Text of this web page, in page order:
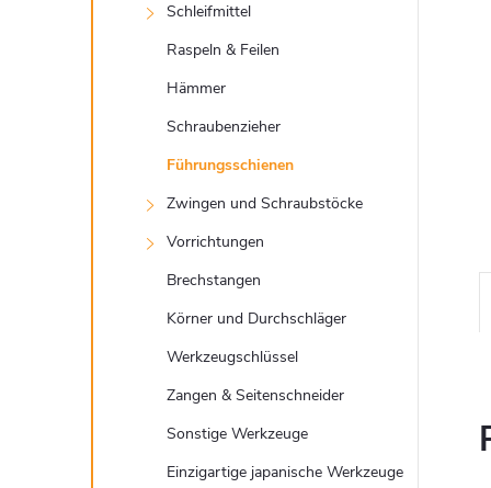
Schleifmittel
Raspeln & Feilen
Hämmer
Schraubenzieher
Führungsschienen
Zwingen und Schraubstöcke
Vorrichtungen
Brechstangen
Körner und Durchschläger
Werkzeugschlüssel
Zangen & Seitenschneider
Sonstige Werkzeuge
Einzigartige japanische Werkzeuge